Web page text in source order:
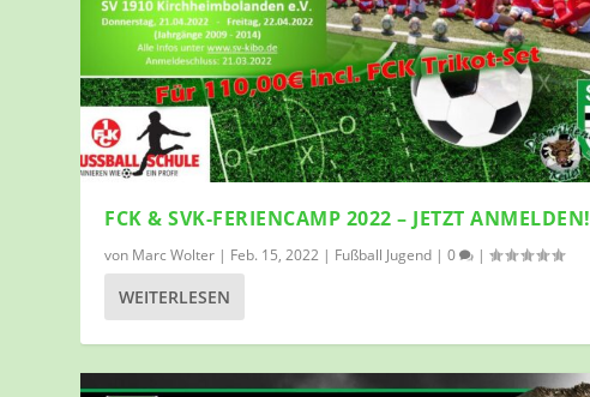
FCK & SVK-FERIENCAMP 2022 – JETZT ANMELDEN!
von Marc Wolter | Feb. 15, 2022 | Fußball Jugend |0 |
WEITERLESEN